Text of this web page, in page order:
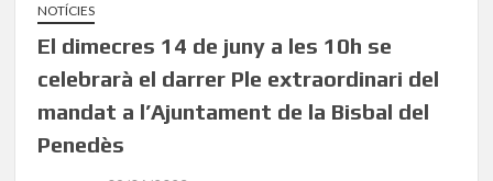
NOTÍCIES
El dimecres 14 de juny a les 10h se
celebrarà el darrer Ple extraordinari del
mandat a l’Ajuntament de la Bisbal del
Penedès